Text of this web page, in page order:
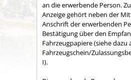
an die erwerbende Person.
Anzeige gehört neben der
Anschrift der erwerbenden
Bestätigung über den
Fahrzeugpapiere (siehe dazu
Fahrzeugschein/
I).